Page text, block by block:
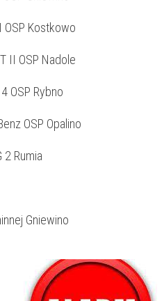
Kostkowo
II OSP Nadole
OSP Rybno
OSP Opalino
2 Rumia
Gniewino